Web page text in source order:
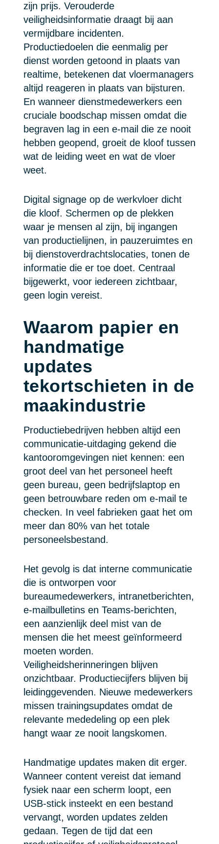
zijn prijs. Verouderde
veiligheidsinformatie draagt bij aan
vermijdbare incidenten.
Productiedoelen die eenmalig per
dienst worden getoond in plaats van
realtime, betekenen dat vloermanagers
altijd reageren in plaats van bijsturen.
En wanneer dienstmedewerkers een
cruciale boodschap missen omdat die
begraven lag in een e-mail die ze nooit
hebben geopend, groeit de kloof tussen
wat de leiding weet en wat de vloer
weet.
Digital signage op de werkvloer dicht
die kloof. Schermen op de plekken
waar je mensen al zijn, bij ingangen
van productielijnen, in pauzeruimtes en
bij dienstoverdrachtslocaties, tonen de
informatie die er toe doet. Centraal
bijgewerkt, voor iedereen zichtbaar,
geen login vereist.
Waarom papier en
handmatige
updates
tekortschieten in de
maakindustrie
Productiebedrijven hebben altijd een
communicatie-uitdaging gekend die
kantooromgevingen niet kennen: een
groot deel van het personeel heeft
geen bureau, geen bedrijfslaptop en
geen betrouwbare reden om e-mail te
checken. In veel fabrieken gaat het om
meer dan 80% van het totale
personeelsbestand.
Het gevolg is dat interne communicatie
die is ontworpen voor
bureaumedewerkers, intranetberichten,
e-mailbulletins en Teams-berichten,
een aanzienlijk deel mist van de
mensen die het meest geïnformeerd
moeten worden.
Veiligheidsherinneringen blijven
onzichtbaar. Productiecijfers blijven bij
leidinggevenden. Nieuwe medewerkers
missen trainingsupdates omdat de
relevante mededeling op een plek
hangt waar ze nooit langskomen.
Handmatige updates maken dit erger.
Wanneer content vereist dat iemand
fysiek naar een scherm loopt, een
USB-stick insteekt en een bestand
vervangt, worden updates zelden
gedaan. Tegen de tijd dat een